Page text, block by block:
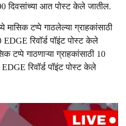
दिवसांच्या आत पोस्ट केले जातील.
टप्पे गाठलेल्या ग्राहकांसाठी
रिवॉर्ड पॉइंट पोस्ट केले
टप्पे गाठणाऱ्या ग्राहकांसाठी 10
रिवॉर्ड पॉइंट पोस्ट केले